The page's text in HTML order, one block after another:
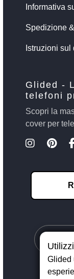
Informativa
Spedizione
Istruzioni
Glided -
telefoni
Scopri la
cover per
Glided